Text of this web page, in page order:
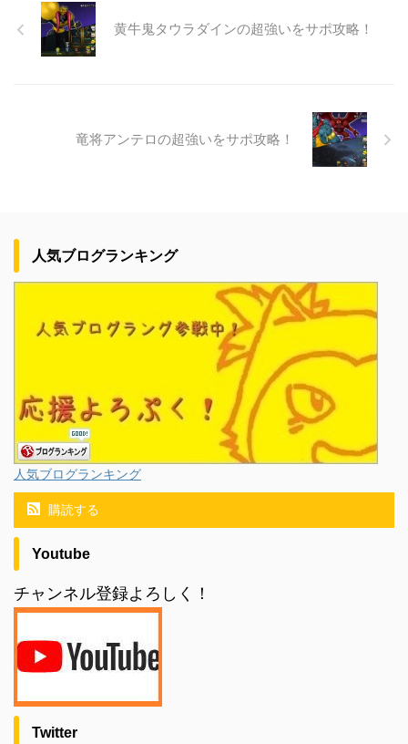
黄牛鬼タウラダインの超強いをサポ攻略！
竜将アンテロの超強いをサポ攻略！
人気ブログランキング
人気ブログランキング
購読する
Youtube
チャンネル登録よろしく！
Twitter